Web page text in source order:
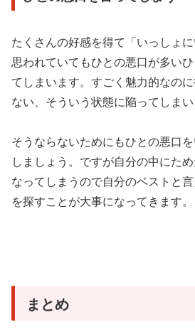
たくさんの好感を得て「いっしょ
思われていてもひとの悪口が多い
てしまいます。すごく魅力的なの
ない、そういう状態に陥ってしまい
そうならないためにもひとの悪口
しましょう。ですが自分の中にた
なってしまうので自分のベストと
を探すことが大事になってきます。
まとめ